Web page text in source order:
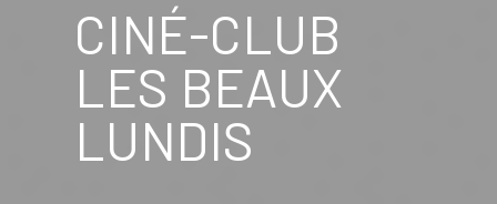
CINÉ-CLUB
LES BEAUX
LUNDIS